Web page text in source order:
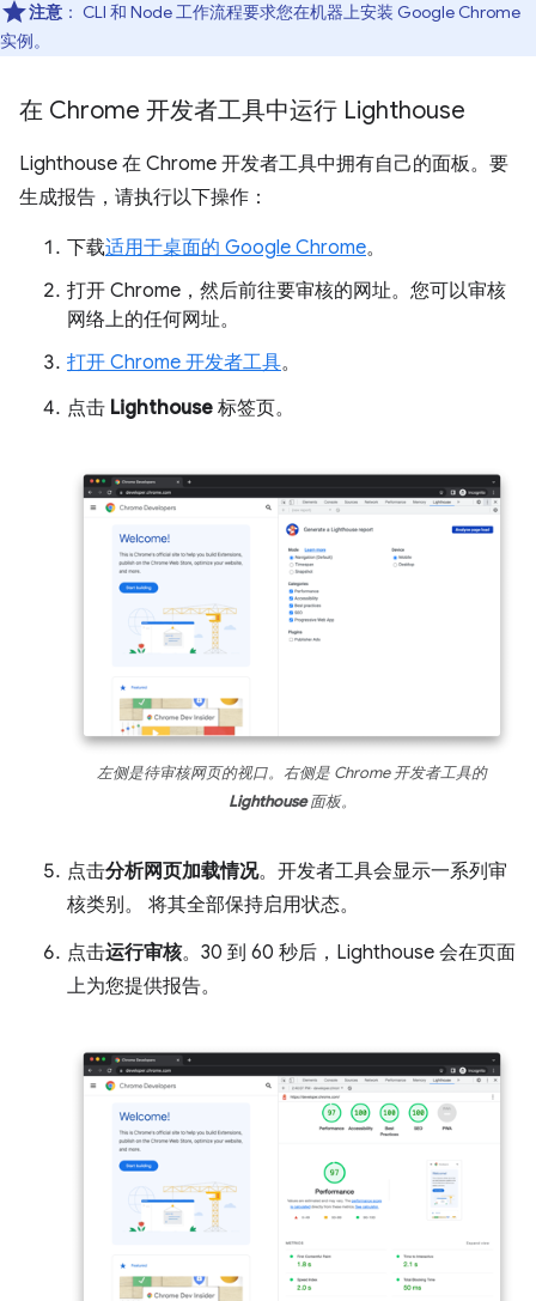
注意 ： CLI 和 Node 工作流程要求您在机器上安装 Google Chrome
实例。
在 Chrome 开发者工具中运行 Lighthouse
Lighthouse 在 Chrome 开发者工具中拥有自己的面板。要
生成报告，请执行以下操作：
下载适用于桌面的 Google Chrome。
打开 Chrome，然后前往要审核的网址。您可以审核
网络上的任何网址。
打开 Chrome 开发者工具。
点击 Lighthouse 标签页。
左侧是待审核网页的视口。右侧是 Chrome 开发者工具的
Lighthouse面板。
点击分析网页加载情况。开发者工具会显示一系列审
核类别。 将其全部保持启用状态。
点击运行审核。30 到 60 秒后，Lighthouse 会在页面
上为您提供报告。